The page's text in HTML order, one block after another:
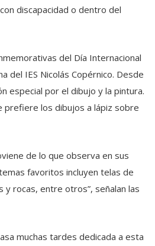
discapacidad o dentro del
del Día Internacional
del IES Nicolás Copérnico. Desde
especial por el dibujo y la pintura.
prefiere los dibujos a lápiz sobre
de lo que observa en sus
favoritos incluyen telas de
rocas, entre otros”, señalan las
muchas tardes dedicada a esta